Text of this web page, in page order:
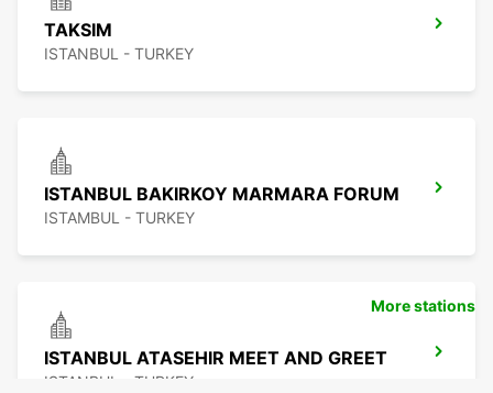
TAKSIM
ISTANBUL - TURKEY
ISTANBUL BAKIRKOY MARMARA FORUM
ISTAMBUL - TURKEY
ISTANBUL ATASEHIR MEET AND GREET
ISTANBUL - TURKEY
More stations